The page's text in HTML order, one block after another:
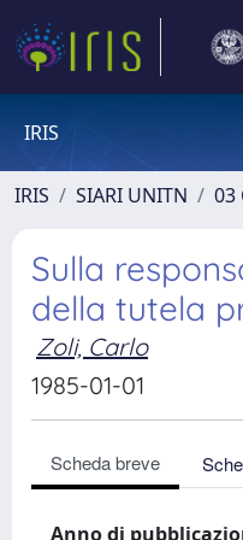
IRIS
IRIS SIARI UNITN 03
Sulla
della tutela
Zoli, Carlo
1985-01-01
Scheda breve
Anno di